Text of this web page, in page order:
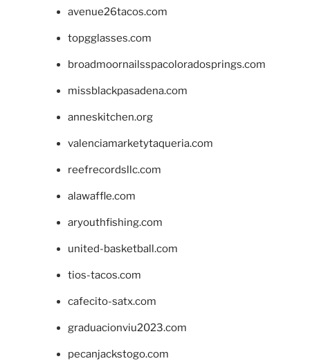
avenue26tacos.com
topgglasses.com
broadmoornailsspacoloradosprings.com
missblackpasadena.com
anneskitchen.org
valenciamarketytaqueria.com
reefrecordsllc.com
alawaffle.com
aryouthfishing.com
united-basketball.com
tios-tacos.com
cafecito-satx.com
graduacionviu2023.com
pecanjackstogo.com